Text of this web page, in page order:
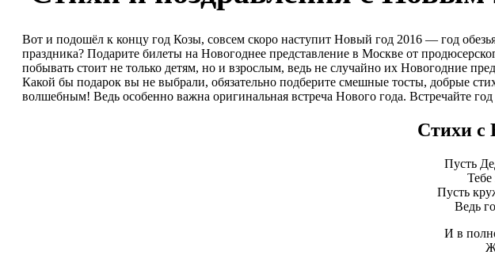
Вот и подошёл к концу год Козы, совсем скоро наступит Новый год 2016 — год
праздника? Подарите билеты на Новогоднее представление в Москве от
побывать стоит не только детям, но и взрослым, ведь не случайно их Новогодние
Какой бы подарок вы не выбрали, обязательно подберите смешные тосты, добрые
волшебным! Ведь особенно важна оригинальная встреча Нового года. Встречайте
Стихи с
Пусть
Тебе
Пусть
Ведь
И в